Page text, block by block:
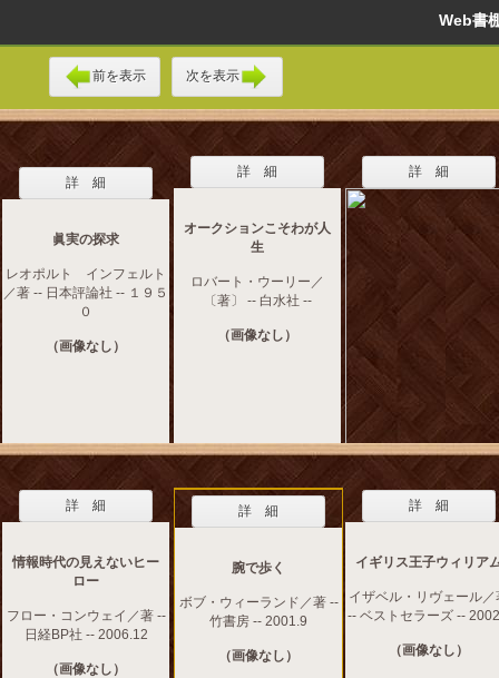
Web
前を表示 次を表示
詳 細
眞実の探求
レオポルト インフェルト
／著 -- 日本評論社 -- １９５
０
（画像なし）
詳 細
オークションこそわが人
生
ロバート・ウーリー／
〔著〕 -- 白水社 --
（画像なし）
詳 細
詳 細
情報時代の見えないヒー
ロー
フロー・コンウェイ／著 --
日経BP社 -- 2006.12
（画像なし）
詳 細
腕で歩く
ボブ・ウィーランド／著 --
竹書房 -- 2001.9
（画像なし）
詳 細
イギリス王子ウィリア
イザベル・リヴェール／
-- ベストセラーズ --
（画像なし）